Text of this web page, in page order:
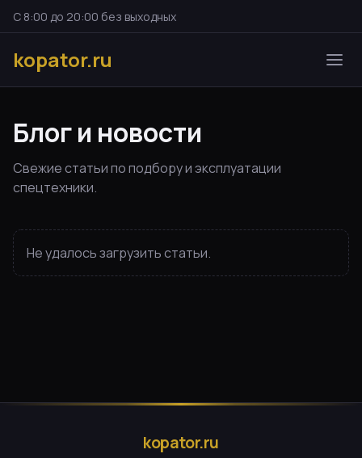
С 8:00 до 20:00 без выходных
kopator.ru
Блог и новости
Свежие статьи по подбору и эксплуатации
спецтехники.
Не удалось загрузить статьи.
kopator.ru